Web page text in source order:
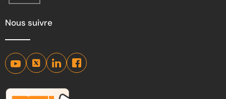
Nous suivre